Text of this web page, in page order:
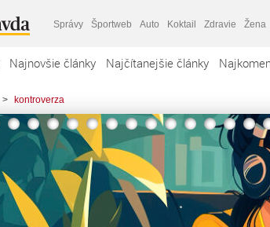
Správy Športweb Auto Koktail Zdravie Žena
Najnovšie články Najčítanejšie články
> kontroverza